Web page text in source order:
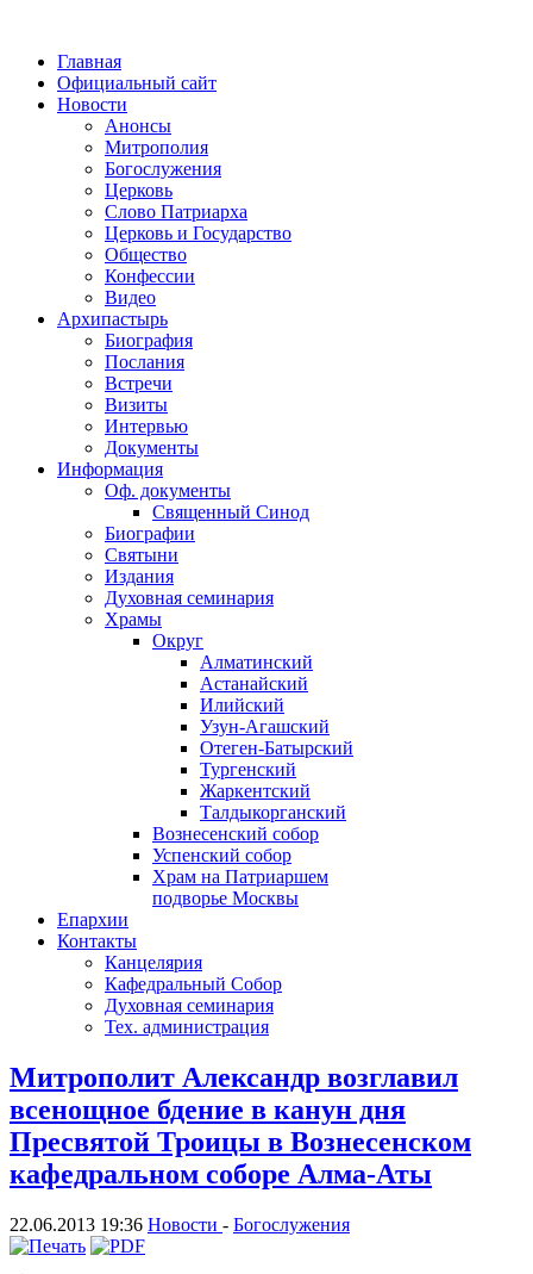
Главная
Официальный сайт
Новости
Анонсы
Митрополия
Богослужения
Церковь
Слово Патриарха
Церковь и Государство
Общество
Конфессии
Видео
Архипастырь
Биография
Послания
Встречи
Визиты
Интервью
Документы
Информация
Оф. документы
Священный Синод
Биографии
Святыни
Издания
Духовная семинария
Храмы
Округ
Алматинский
Астанайский
Илийский
Узун-Агашский
Отеген-Батырский
Тургенский
Жаркентский
Талдыкорганский
Вознесенский собор
Успенский собор
Храм на Патриаршем
подворье Москвы
Епархии
Контакты
Канцелярия
Кафедральный Собор
Духовная семинария
Тех. администрация
Митрополит Александр возглавил
всенощное бдение в канун дня
Пресвятой Троицы в Вознесенском
кафедральном соборе Алма-Аты
22.06.2013 19:36 Новости - Богослужения